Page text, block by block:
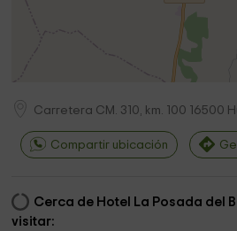
Carretera CM. 310, km. 100 16500
Compartir ubicación
Cerca de Hotel La Posada del
visitar: